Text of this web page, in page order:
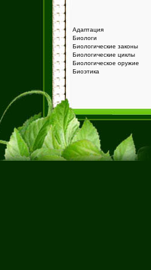
Адаптация
Биологи
Биологические законы
Биологические циклы
Биологическое оружие
Биоэтика